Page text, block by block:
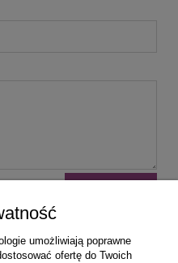
umożliwiają poprawne
ofertę do Twoich